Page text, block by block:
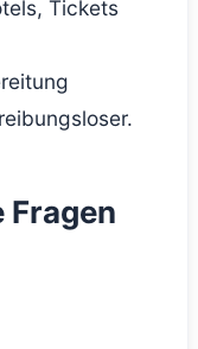
Tickets
Fragen